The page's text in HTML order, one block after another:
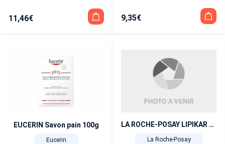
11,46€ 9,35€
EUCERIN Savon pain 100g
Eucerin
LA ROCHE-POSAY LIPIKAR surgras pain anti-dessèchement
La Roche-Posay